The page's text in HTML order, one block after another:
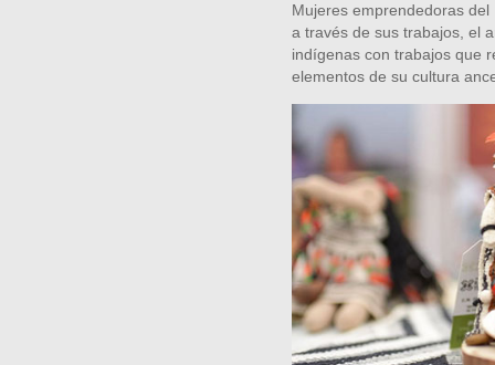
Mujeres emprendedoras
a través de sus trabajos, el
indígenas con trabajos que
elementos de su cultura